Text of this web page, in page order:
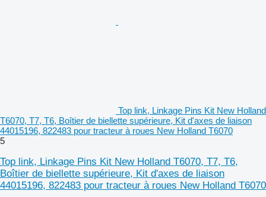
Top link, Linkage Pins Kit New Holland
T6070, T7, T6, Boîtier de biellette supérieure, Kit d'axes de liaison
44015196, 822483 pour tracteur à roues New Holland T6070
5
Top link, Linkage Pins Kit New Holland T6070, T7, T6,
Boîtier de biellette supérieure, Kit d'axes de liaison
44015196, 822483 pour tracteur à roues New Holland T6070